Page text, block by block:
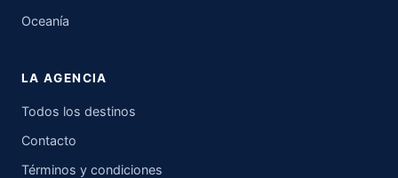
Oceanía
LA AGENCIA
Todos los destinos
Contacto
Términos y condiciones